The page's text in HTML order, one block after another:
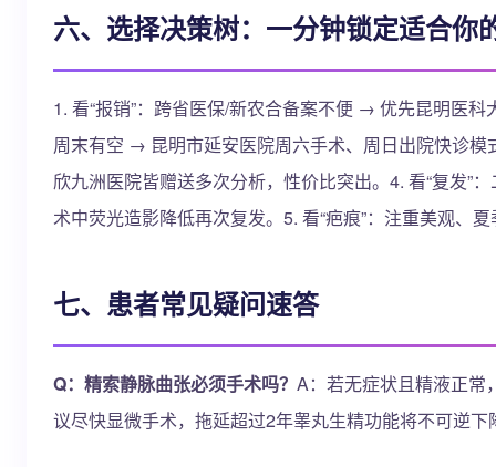
六、选择决策树：一分钟锁定适合你
1. 看“报销”：跨省医保/新农合备案不便 → 优先昆明医
周末有空 → 昆明市延安医院周六手术、周日出院快诊
欣九洲医院皆赠送多次分析，性价比突出。4. 看“复发
术中荧光造影降低再次复发。5. 看“疤痕”：注重美观
七、患者常见疑问速答
Q：精索静脉曲张必须手术吗？ A：若无症状且精液正常
议尽快显微手术，拖延超过2年睾丸生精功能将不可逆下